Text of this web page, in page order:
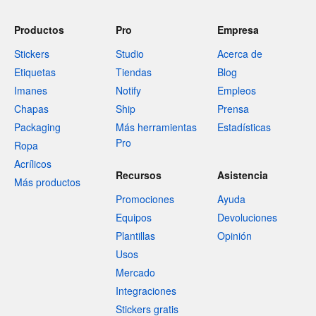
Productos
Stickers
Etiquetas
Imanes
Chapas
Packaging
Ropa
Acrílicos
Más productos
Pro
Studio
Tiendas
Notify
Ship
Más herramientas
Pro
Empresa
Acerca de
Blog
Empleos
Prensa
Estadísticas
Recursos
Promociones
Equipos
Plantillas
Usos
Mercado
Integraciones
Stickers gratis
Asistencia
Ayuda
Devoluciones
Opinión